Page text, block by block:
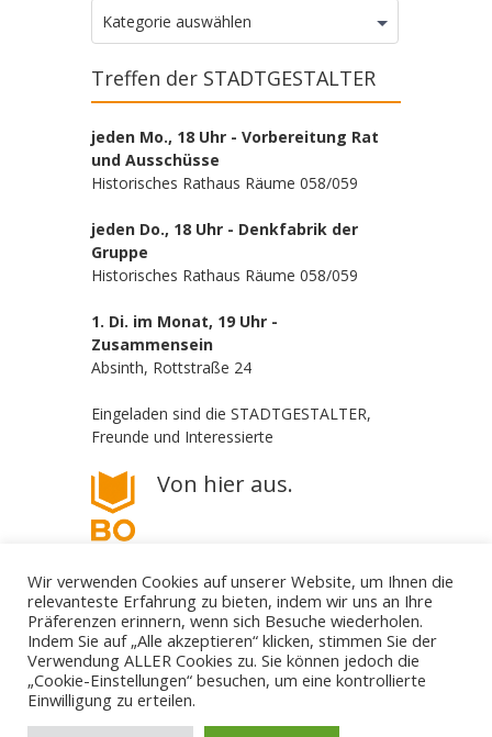
Kategorien
Kategorie auswählen
Treffen der STADTGESTALTER
jeden Mo., 18 Uhr - Vorbereitung Rat
und Ausschüsse
Historisches Rathaus Räume 058/059
jeden Do., 18 Uhr - Denkfabrik der
Gruppe
Historisches Rathaus Räume 058/059
1. Di. im Monat, 19 Uhr -
Zusammensein
Absinth, Rottstraße 24
Eingeladen sind die STADTGESTALTER,
Freunde und Interessierte
Von hier aus.
Die STADTGESTALTER - politisch aber parteilos
Gestalte deine Stadt. - Für Bürgerbeteiligung! - Gegen
Wir verwenden Cookies auf unserer Website, um Ihnen die
relevanteste Erfahrung zu bieten, indem wir uns an Ihre
Präferenzen erinnern, wenn sich Besuche wiederholen.
Indem Sie auf „Alle akzeptieren“ klicken, stimmen Sie der
Verwendung ALLER Cookies zu. Sie können jedoch die
„Cookie-Einstellungen“ besuchen, um eine kontrollierte
Einwilligung zu erteilen.